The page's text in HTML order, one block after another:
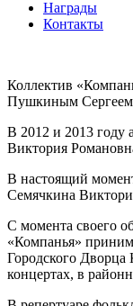
Награды
Контакты
Коллектив
Пушкиным Сергеем
В 2012 и 2013 году
Виктория
В настоящий
Семячкина
С момента своего
«Компанья»
Городского Дворца
концертах, в